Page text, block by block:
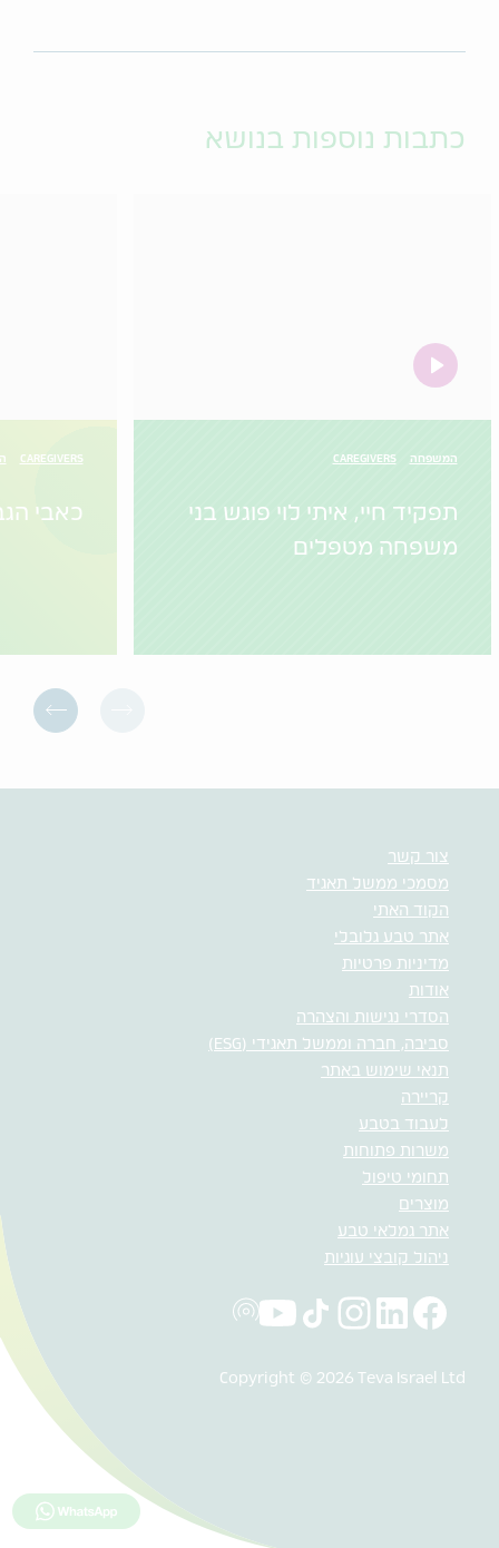
לחץ כאן
כתבות נוספות בנושא
video
המשפחה CAREGIVERS
תפקיד חיי, איתי לוי פוגש בני
משפחה מטפלים
CAREGIVERS
כאבי
צור קשר
מסמכי ממשל תאגיד
הקוד האתי
אתר טבע גלובלי
מדיניות פרטיות
אודות
הסדרי נגישות והצהרה
סביבה, חברה וממשל תאגידי (ESG)
תנאי שימוש באתר
קריירה
לעבוד בטבע
משרות פתוחות
תחומי טיפול
מוצרים
אתר גמלאי טבע
ניהול קובצי עוגיות
Copyright © 2026 Teva Israel Ltd